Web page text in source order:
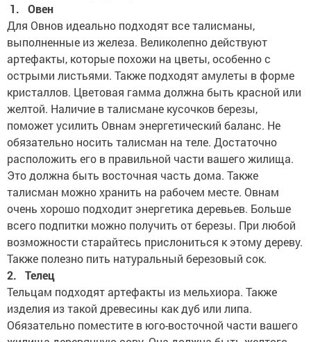
1. Овен
Для Овнов идеально подходят все талисманы,
выполненные из железа. Великолепно действуют
артефакты, которые похожи на цветы, особенно с
острыми листьями. Также подходят амулеты в форме
кристаллов. Цветовая гамма должна быть красной или
желтой. Наличие в талисмане кусочков березы,
поможет усилить Овнам энергетический баланс. Не
обязательно носить талисман на теле. Достаточно
расположить его в правильной части вашего жилища.
Это должна быть восточная часть дома. Также
талисман можно хранить на рабочем месте. Овнам
очень хорошо подходит энергетика деревьев. Больше
всего подпитки можно получить от березы. При любой
возможности старайтесь прислониться к этому дереву.
Также полезно пить натуральный березовый сок.
2. Телец
Тельцам подходят артефакты из мельхиора. Также
изделия из такой древесины как дуб или липа.
Обязательно поместите в юго-восточной части вашего